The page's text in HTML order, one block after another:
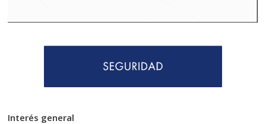
Interés general